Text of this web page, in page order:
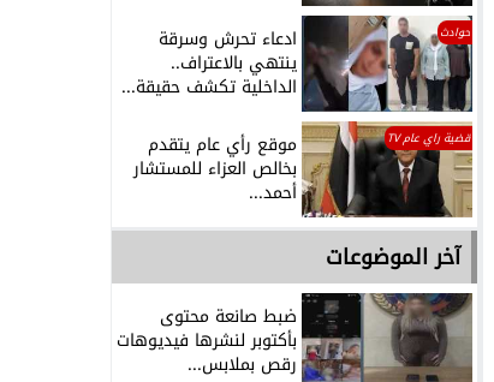
حوادث ادعاء تحرش وسرقة
ينتهي بالاعتراف..
الداخلية تكشف حقيقة...
قضية راي عام TV موقع رأي عام يتقدم
بخالص العزاء للمستشار
أحمد...
آخر الموضوعات
ضبط صانعة محتوى
بأكتوبر لنشرها فيديوهات
رقص بملابس...